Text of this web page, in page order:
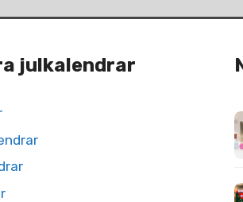
julkalendrar